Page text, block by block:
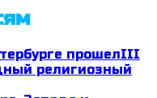
прошелIII
религиозный